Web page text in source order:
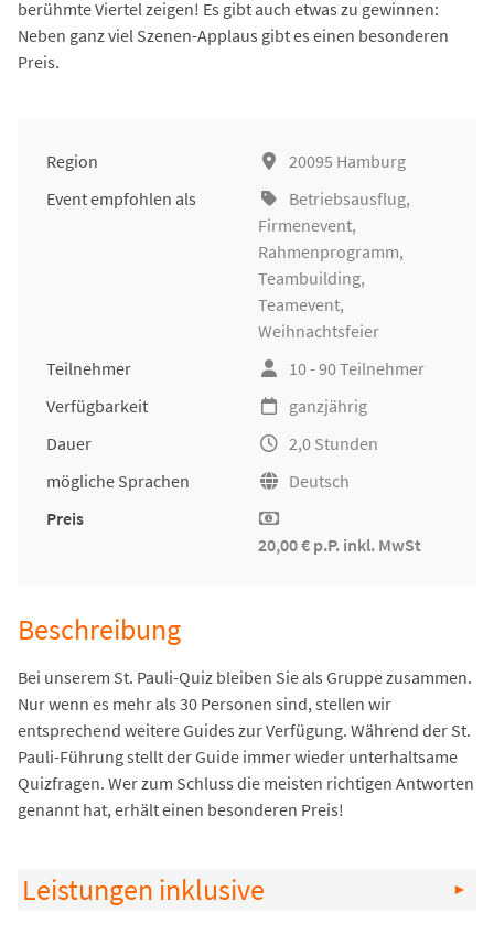
berühmte Viertel zeigen! Es gibt auch etwas zu gewinnen:
Neben ganz viel Szenen-Applaus gibt es einen besonderen
Preis.
Region
20095 Hamburg
Event empfohlen als
Betriebsausflug,
Firmenevent,
Rahmenprogramm,
Teambuilding,
Teamevent,
Weihnachtsfeier
Teilnehmer
10 - 90 Teilnehmer
Verfügbarkeit
ganzjährig
Dauer
2,0 Stunden
mögliche Sprachen
Deutsch
Preis
20,00 € p.P. inkl. MwSt
Beschreibung
Bei unserem St. Pauli-Quiz bleiben Sie als Gruppe zusammen.
Nur wenn es mehr als 30 Personen sind, stellen wir
entsprechend weitere Guides zur Verfügung. Während der St.
Pauli-Führung stellt der Guide immer wieder unterhaltsame
Quizfragen. Wer zum Schluss die meisten richtigen Antworten
genannt hat, erhält einen besonderen Preis!
Leistungen inklusive